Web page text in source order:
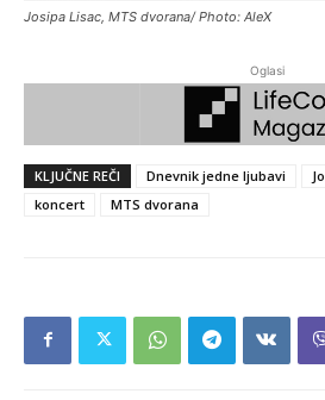
Josipa Lisac, MTS dvorana/ Photo: AleX
Oglasi
KLJUČNE REČI Dnevnik jedne ljubavi
koncert
MTS dvorana